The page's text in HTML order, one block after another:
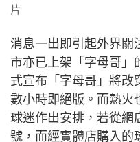
片
消息一出即引起外界關
市亦已上架「字母哥」
式宣布「字母哥」將改
數小時即絕版。而熱火
球迷作出安排，若從網
號，而經實體店購入的